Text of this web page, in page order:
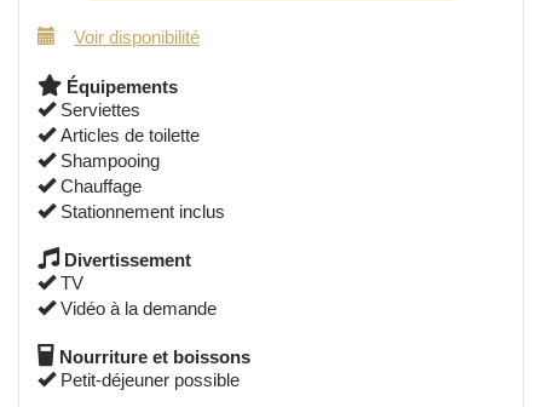
Voir disponibilité
Équipements
Serviettes
Articles de toilette
Shampooing
Chauffage
Stationnement inclus
Divertissement
TV
Vidéo à la demande
Nourriture et boissons
Petit-déjeuner possible